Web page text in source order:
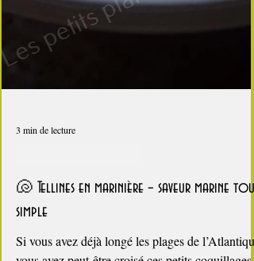
3 min de lecture